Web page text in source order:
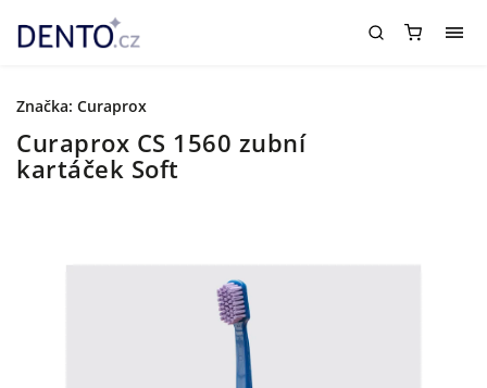
Curaprox CS 1560 zubní
kartáček Soft
Značka: Curaprox